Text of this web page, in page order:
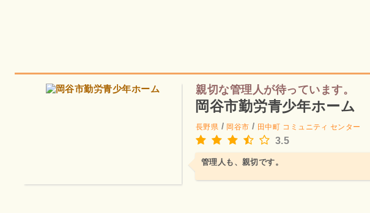
親切な管理人が待っています。
岡谷市勤労青少年ホーム
長野県 / 岡谷市 / 田中町 コミュニティ センター
3.5
管理人も、親切です。